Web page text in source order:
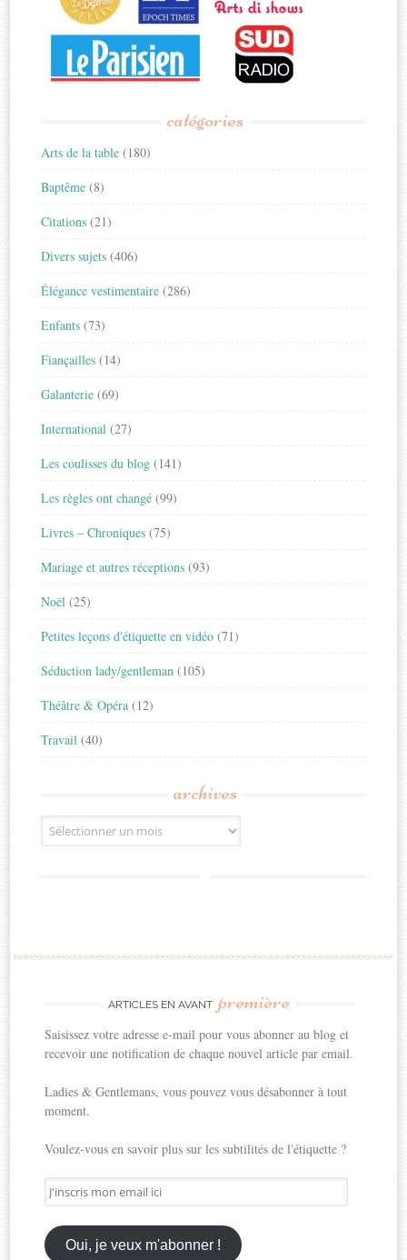
catégories
Arts de la table (180)
Baptême (8)
Citations (21)
Divers sujets (406)
Élégance vestimentaire (286)
Enfants (73)
Fiançailles (14)
Galanterie (69)
International (27)
Les coulisses du blog (141)
Les règles ont changé (99)
Livres – Chroniques (75)
Mariage et autres réceptions (93)
Noël (25)
Petites leçons d'étiquette en vidéo (71)
Séduction lady/gentleman (105)
Théâtre & Opéra (12)
Travail (40)
archives
Archives
ARTICLES EN AVANT première
Saisissez votre adresse e-mail pour vous abonner au blog et
recevoir une notification de chaque nouvel article par email.
Ladies & Gentlemans, vous pouvez vous désabonner à tout
moment.
Voulez-vous en savoir plus sur les subtilités de l'étiquette ?
J'inscris
mon
email
ici
Oui, je veux m'abonner !